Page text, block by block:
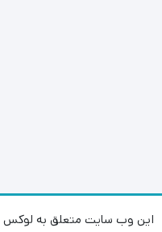
این وب سایت متعلق به